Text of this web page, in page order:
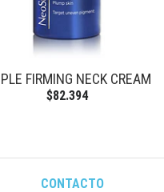
FIRMING NECK CREAM
$82.394
CONTACTO